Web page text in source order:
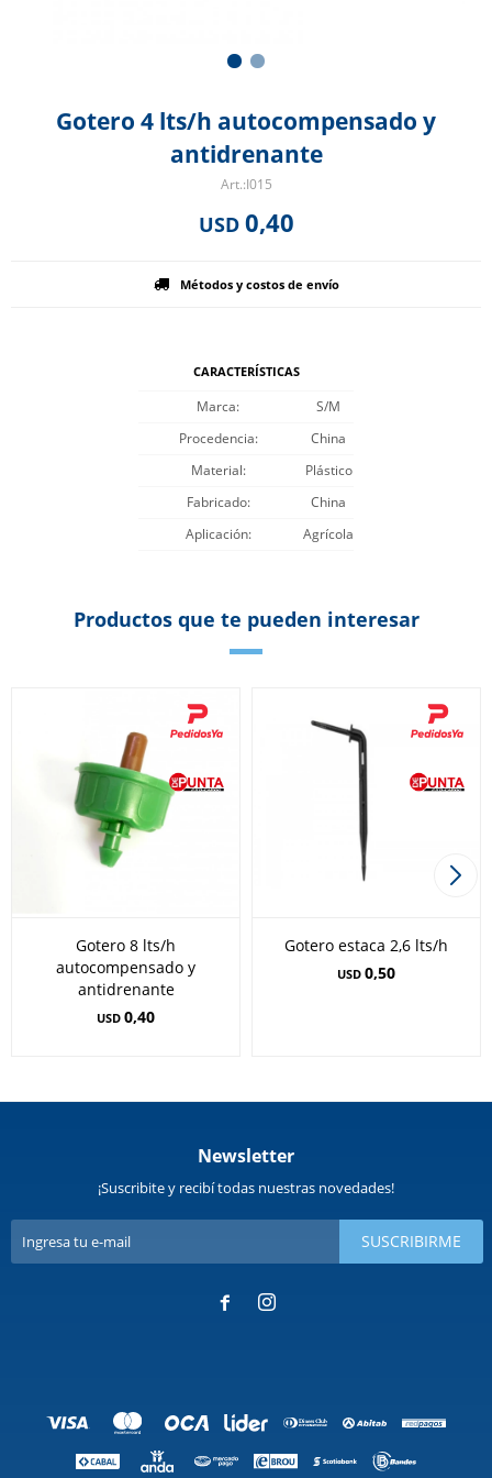
Gotero 4 lts/h autocompensado y
antidrenante
I015
USD 0,40
Métodos y costos de envío
CARACTERÍSTICAS
Marca
S/M
Procedencia
China
Material
Plástico
Fabricado
China
Aplicación
Agrícola
Productos que te pueden interesar
Gotero 8 lts/h
autocompensado y
antidrenante
USD 0,40
Gotero estaca 2,6 lts/h
USD 0,50
Newsletter
¡Suscribite y recibí todas nuestras novedades!
SUSCRIBIRME
 